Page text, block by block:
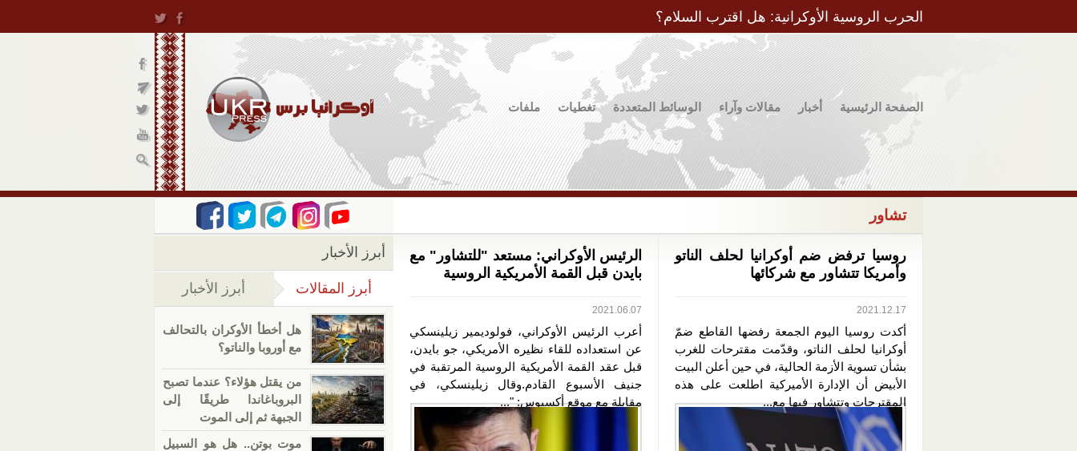
الحرب الروسية الأوكرانية: هل اقترب السلام؟
الصفحة الرئيسية أخبار مقالات وآراء الوسائط المتعددة تغطيات ملفات
تشاور
روسيا ترفض ضم أوكرانيا لحلف الناتو
وأمريكا تتشاور مع شركائها
2021.12.17
أكدت روسيا اليوم الجمعة رفضها القاطع ضمّ
أوكرانيا لحلف الناتو، وقدّمت مقترحات للغرب
بشأن تسوية الأزمة الحالية، في حين أعلن البيت
الأبيض أن الإدارة الأميركية اطلعت على هذه
المقترحات وتتشاور فيها مع...
الرئيس الأوكراني: مستعد "للتشاور" مع
بايدن قبل القمة الأمريكية الروسية
2021.06.07
أعرب الرئيس الأوكراني، فولوديمير زيلينسكي
عن استعداده للقاء نظيره الأمريكي، جو بايدن،
قبل عقد القمة الأمريكية الروسية المرتقبة في
جنيف الأسبوع القادم.وقال زيلينسكي، في
مقابلة مع موقع أكسيوس: "...
أبرز الأخبار
أبرز المقالات (علامة التبويب النشطة)
أبرز الأخبار
هل أخطأ الأوكران بالتحالف
مع أوروبا والناتو؟
من يقتل هؤلاء؟ عندما تصبح
البروباغاندا طريقًا إلى
الجبهة ثم إلى الموت
موت بوتن.. هل هو السبيل